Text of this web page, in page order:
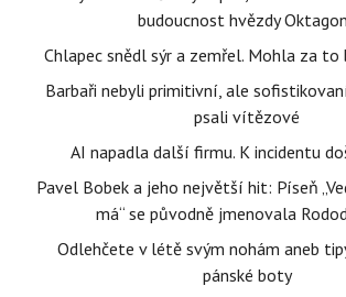
budoucnost hvězdy
Chlapec snědl sýr a zemřel. Mohla za to
Barbaři nebyli primitivní, ale
psali vítězové
AI napadla další firmu. K incidentu
Pavel Bobek a jeho největší hit: Píseň
má“ se původně jmenovala
Odlehčete v létě svým nohám aneb
pánské boty